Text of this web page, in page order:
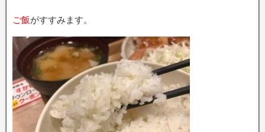
ご飯がすすみます。